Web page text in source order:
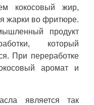
кокосовый жир,
жарки во фритюре.
продукт
который
При переработке
аромат и
является так